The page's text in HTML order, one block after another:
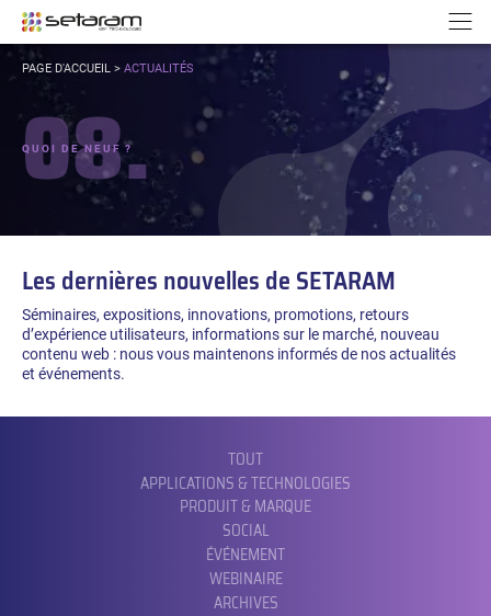
Aller au contenu
VOUS
ÊTES
PAGE D'ACCUEIL> ACTUALITÉS
08.
QUOI DE NEUF ?
Les dernières nouvelles de SETARAM
Séminaires, expositions, innovations, promotions, retours
d’expérience utilisateurs, informations sur le marché, nouveau
contenu web : nous vous maintenons informés de nos actualités
et événements.
FILTRER
TOUT
APPLICATIONS & TECHNOLOGIES
PRODUIT & MARQUE
SOCIAL
ÉVÉNEMENT
WEBINAIRE
ARCHIVES
Panneau de gestion des cookies